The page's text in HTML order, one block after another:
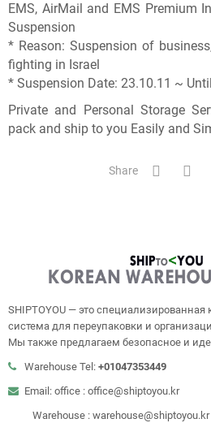
EMS, AirMail and EMS Premium
Suspension
* Reason: Suspension of
fighting in Israel
* Suspension Date: 23.10.11 ~
Private and Personal Storage
pack and ship to you Easily and
Share
SHIPTOYOU — это специализированная
система для переупаковки и
Мы также предлагаем безопасное и
Warehouse Tel: +01047353449
Email: office : office@shiptoyou.kr
Warehouse : warehouse@shiptoyou.kr